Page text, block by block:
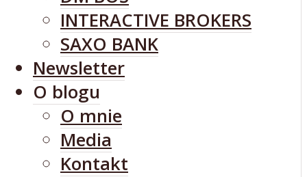
INTERACTIVE BROKERS
SAXO BANK
Newsletter
O blogu
O mnie
Media
Kontakt